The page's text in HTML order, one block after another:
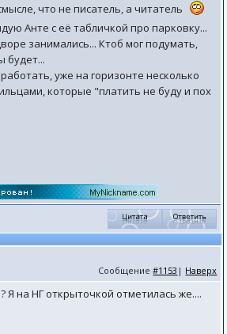
что не писатель, а читатель
Анте с её табличкой про парковку...
занимались... Ктоб мог подумать,
будет...
уже на горизонте несколько
которые "платить не буду и пох
Сообщение#1153 | Наверх
Я на НГ открыточкой отметилась же....